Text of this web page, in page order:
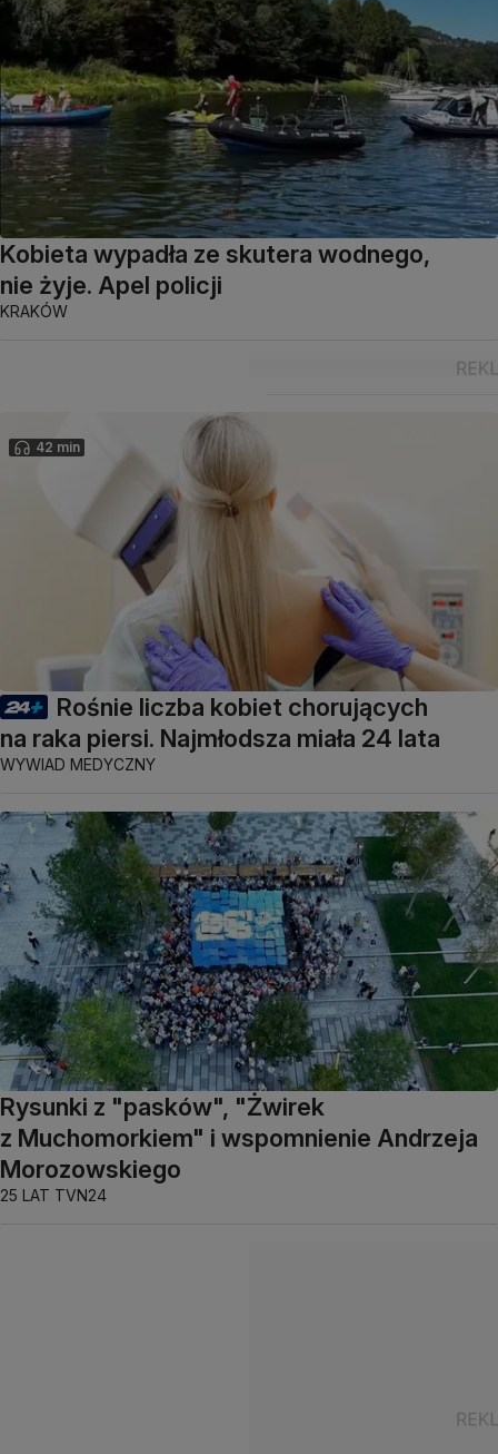
Kobieta wypadła ze skutera wodnego,
nie żyje. Apel policji
KRAKÓW
42 min
Rośnie liczba kobiet chorujących
na raka piersi. Najmłodsza miała 24 lata
WYWIAD MEDYCZNY
Rysunki z "pasków", "Żwirek
z Muchomorkiem" i wspomnienie Andrzeja
Morozowskiego
25 LAT TVN24